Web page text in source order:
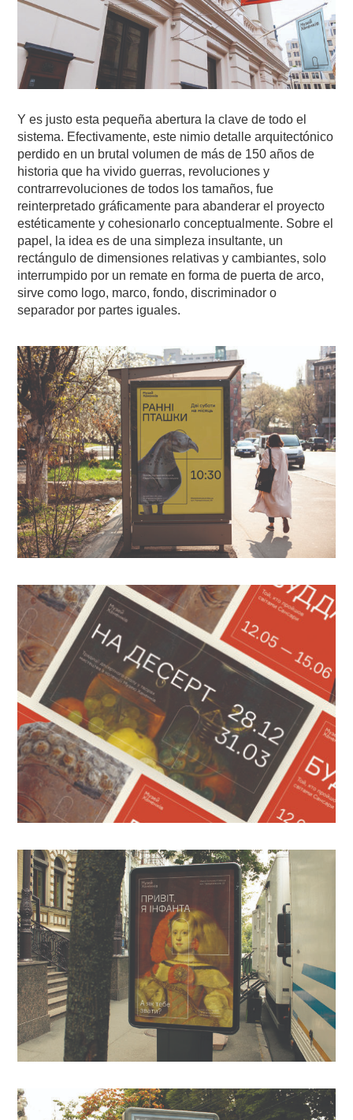
Y es justo esta pequeña abertura la clave de todo el
sistema. Efectivamente, este nimio detalle arquitectónico
perdido en un brutal volumen de más de 150 años de
historia que ha vivido guerras, revoluciones y
contrarrevoluciones de todos los tamaños, fue
reinterpretado gráficamente para abanderar el proyecto
estéticamente y cohesionarlo conceptualmente. Sobre el
papel, la idea es de una simpleza insultante, un
rectángulo de dimensiones relativas y cambiantes, solo
interrumpido por un remate en forma de puerta de arco,
sirve como logo, marco, fondo, discriminador o
separador por partes iguales.